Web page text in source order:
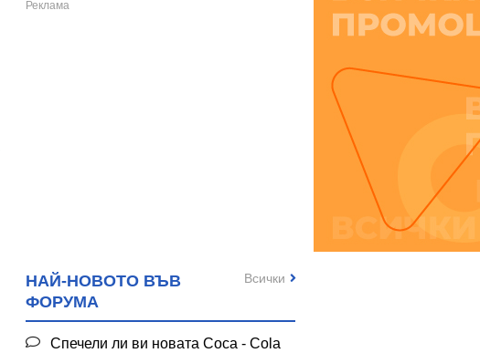
НАЙ-НОВОТО ВЪВ
ФОРУМА
Спечели ли ви новата Coca - Cola
Всички